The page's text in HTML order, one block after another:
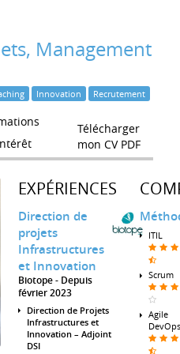
Management
Innovation Recrutement
Télécharger
mon CV PDF
EXPÉRIENCES
Direction de
projets
Infrastructures
et Innovation
Biotope
Depuis
février 2023
Direction de Projets
Infrastructures et
Innovation – Adjoint
DSI
ITIL
Scrum
Agile
DevOps